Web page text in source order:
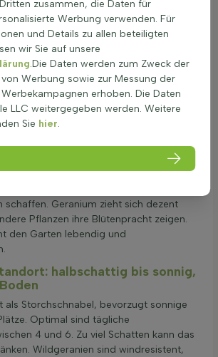
und bildet eine zuverlässige
Staudefür jedes Beet. In der Kombination
oder Ziergräsern entsteht ein
Geranium (Storchschnabel) bietet
und ist ideal sowohl für sonnige als auch
schöne Kombination ist mit Alchemilla
die den Geranium im Beet perfekt
und Campanula sind hervorragende
Farbenvielfalt beeindrucken. Heuchera
hinzu. Diese
sind besonders attraktiv, da sie
schaffen. Geranium zieht sich dezent
Pflanzen ihre Blütenpracht zeigen.
den Garten lebendig und
halbschattig bis sonnig,
als Storchschnabel, bevorzugt sonnige
Optimal sind tägliche
4 und 6. Zu viel Schatten kann das
Wildgeranien sind windresistent,
zusammen, die Daten für
Werbung verwenden. Für
und Details zu allen beteiligten
wir Sie auf unsere
.Die Daten werden zum Zweck der
Werbung sowie zur Messung der
erhoben. Die Daten
LLC weitergegeben werden. Weitere
Sie hier.